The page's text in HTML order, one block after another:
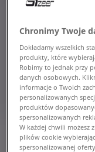
Chronimy Twoje
Dokładamy wszelkich
produkty, które
Robimy to jednak przy
danych osobowych.
informacje o Twoich
personalizowanych
produktów
spersonalizowanych
W każdej chwili możesz
plików cookie
spersonalizowanej